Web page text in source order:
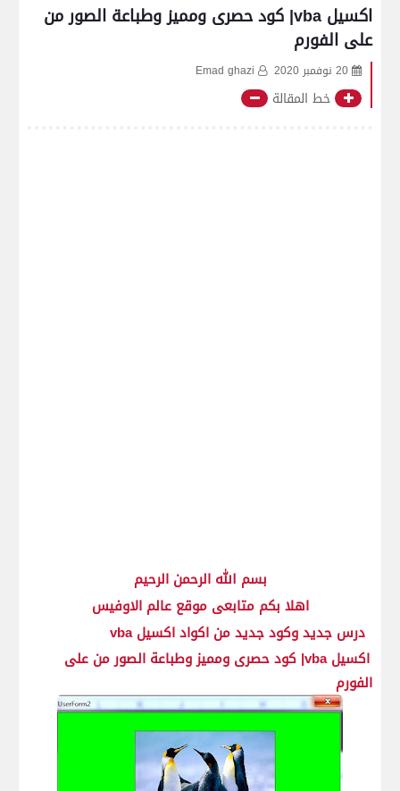
اكسيل vba| كود حصرى ومميز وطباعة الصور من
على الفورم
20 نوفمبر 2020 Emad ghazi
خط المقالة
بسم الله الرحمن الرحيم
اهلا بكم متابعى موقع عالم الاوفيس
درس جديد وكود جديد من اكواد اكسيل vba
اكسيل vba| كود حصرى ومميز وطباعة الصور من على
الفورم